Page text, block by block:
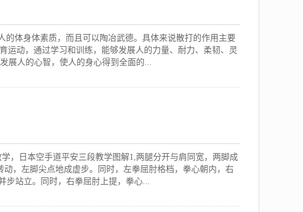
体身体素质，而且可以陶冶武德。具体来说散打的作用主要
运动，通过学习和训练，能够发展人的力量、耐力、柔韧、灵
展人的心智，使人的身心得到全面的...
，日本空手道平安三段教学图解1,两腿分开与肩同宽，两脚成
，左脚尖点地成虚步。同时，左拳屈肘格档，拳心朝内，右
步站立。同时，右拳屈肘上提，拳心...